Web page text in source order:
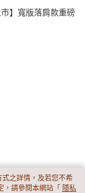
市】寬版落肩款重磅
之詳情，及若您不希
，請參閱本網站「 隱私